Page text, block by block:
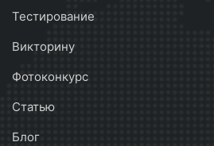
Тестирование
Викторину
Фотоконкурс
Статью
Блог